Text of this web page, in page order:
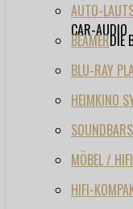
AUTO-
CAR-AUDIO
BEAMERDIE
BLU-RAY
HEIMKINO
SOUNDBARS
MÖBEL /
HIFI-